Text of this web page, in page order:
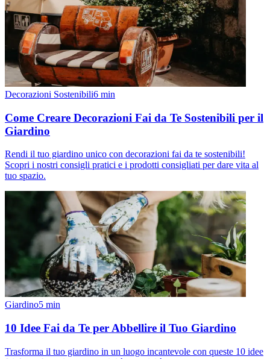
Decorazioni Sostenibili6 min
Come Creare Decorazioni Fai da Te Sostenibili per il
Giardino
Rendi il tuo giardino unico con decorazioni fai da te sostenibili!
Scopri i nostri consigli pratici e i prodotti consigliati per dare vita al
tuo spazio.
Giardino5 min
10 Idee Fai da Te per Abbellire il Tuo Giardino
Trasforma il tuo giardino in un luogo incantevole con queste 10 idee